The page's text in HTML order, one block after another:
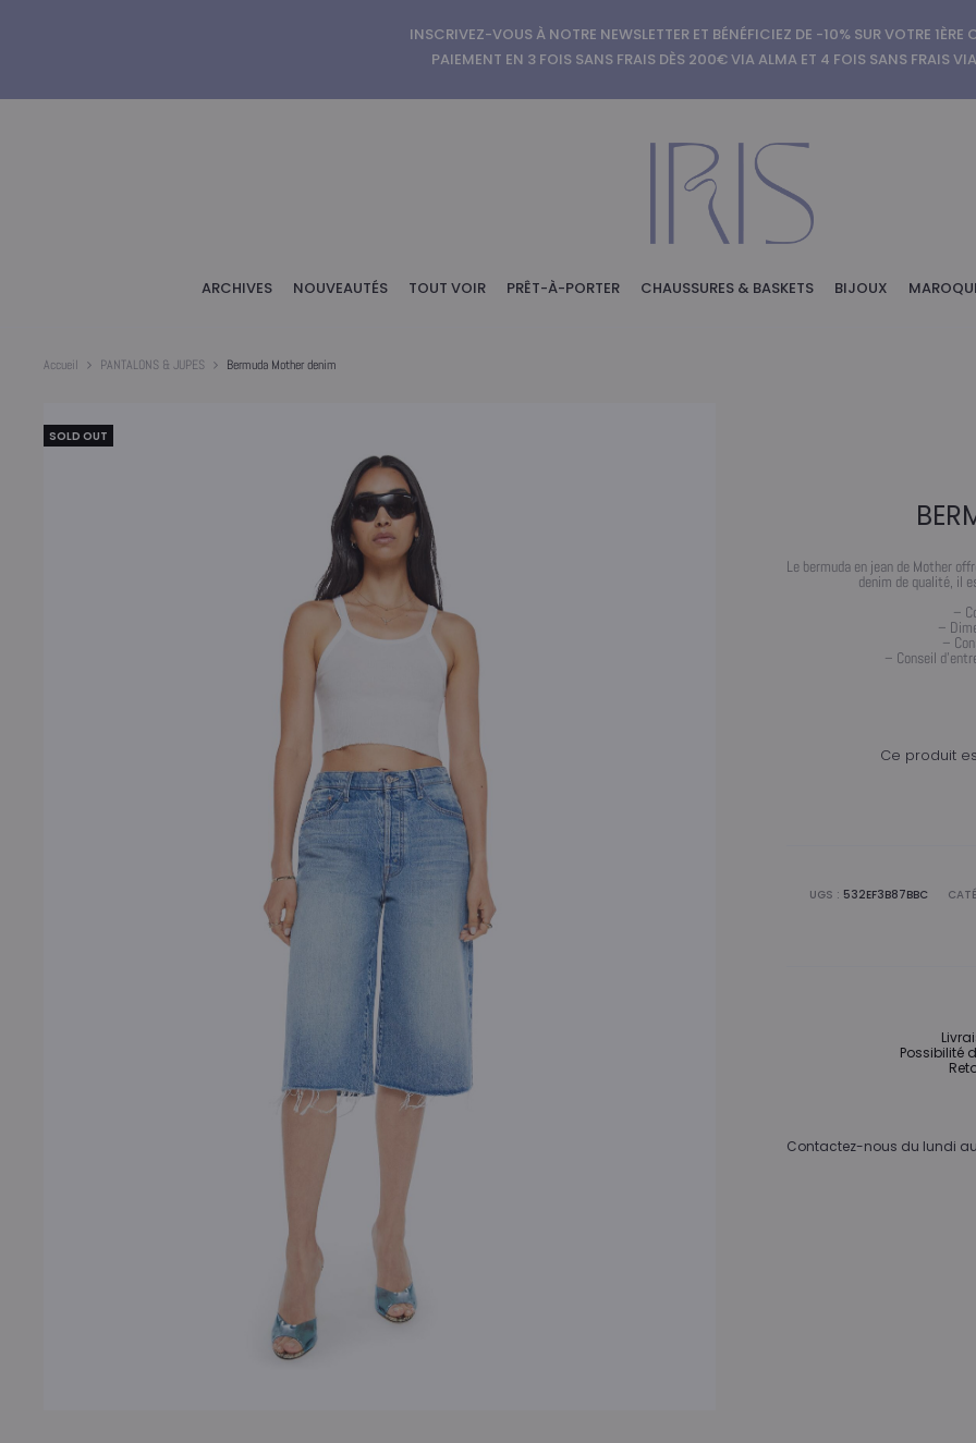
INSCRIVEZ-VOUS À NOTRE NEWSLETTER ET BÉNÉFICIEZ DE -10% SUR VOTRE 1ÈRE
PAIEMENT EN 3 FOIS SANS FRAIS DÈS 200€ VIA ALMA ET 4 FOIS SANS FRAIS
ARCHIVES NOUVEAUTÉS TOUT VOIR PRÊT-À-PORTER CHAUSSURES & BASKETS BIJOUX
Accueil PANTALONS & JUPES Bermuda Mother denim
SOLD OUT
Le bermuda en jean de Mother
denim de qualité, il
–
–
–
– Conseil
Ce produit
UGS : 532EF3B87BBC
Possibilité
Contactez-nous du lundi au